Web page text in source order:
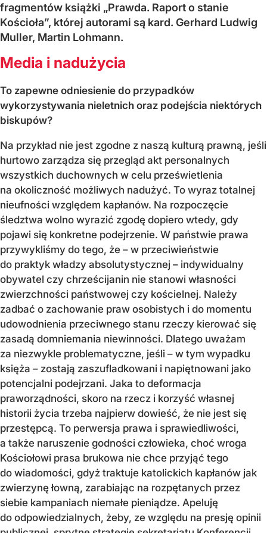
fragmentów książki „Prawda. Raport o stanie
Kościoła”, której autorami są kard. Gerhard Ludwig
Muller, Martin Lohmann.
Media i nadużycia
To zapewne odniesienie do przypadków
wykorzystywania nieletnich oraz podejścia niektórych
biskupów?
Na przykład nie jest zgodne z naszą kulturą prawną, jeśli
hurtowo zarządza się przegląd akt personalnych
wszystkich duchownych w celu prześwietlenia
na okoliczność możliwych nadużyć. To wyraz totalnej
nieufności względem kapłanów. Na rozpoczęcie
śledztwa wolno wyrazić zgodę dopiero wtedy, gdy
pojawi się konkretne podejrzenie. W państwie prawa
przywykliśmy do tego, że – w przeciwieństwie
do praktyk władzy absolutystycznej – indywidualny
obywatel czy chrześcijanin nie stanowi własności
zwierzchności państwowej czy kościelnej. Należy
zadbać o zachowanie praw osobistych i do momentu
udowodnienia przeciwnego stanu rzeczy kierować się
zasadą domniemania niewinności. Dlatego uważam
za niezwykle problematyczne, jeśli – w tym wypadku
księża – zostają zaszufladkowani i napiętnowani jako
potencjalni podejrzani. Jaka to deformacja
praworządności, skoro na rzecz i korzyść własnej
historii życia trzeba najpierw dowieść, że nie jest się
przestępcą. To perwersja prawa i sprawiedliwości,
a także naruszenie godności człowieka, choć wroga
Kościołowi prasa brukowa nie chce przyjąć tego
do wiadomości, gdyż traktuje katolickich kapłanów jak
zwierzynę łowną, zarabiając na rozpętanych przez
siebie kampaniach niemałe pieniądze. Apeluję
do odpowiedzialnych, żeby, ze względu na presję opinii